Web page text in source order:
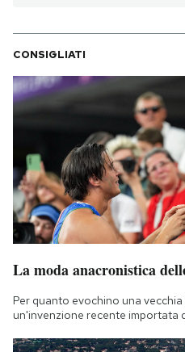
CONSIGLIATI
La moda anacronistica
Per quanto evochino una
un'invenzione recente importata